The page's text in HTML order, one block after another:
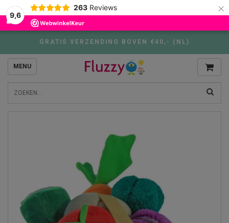
9,6
263 Reviews ×
GRATIS VERZENDING BOVEN €40,- (NL)
MENU